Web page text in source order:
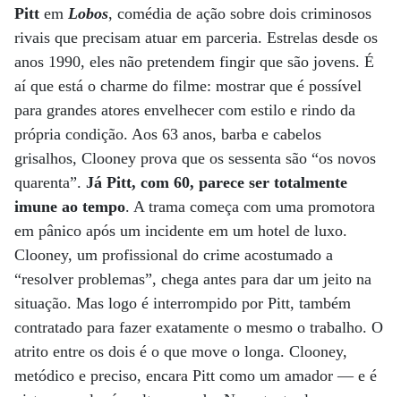
Pitt em Lobos, comédia de ação sobre dois criminosos
rivais que precisam atuar em parceria. Estrelas desde os
anos 1990, eles não pretendem fingir que são jovens. É
aí que está o charme do filme: mostrar que é possível
para grandes atores envelhecer com estilo e rindo da
própria condição. Aos 63 anos, barba e cabelos
grisalhos, Clooney prova que os sessenta são “os novos
quarenta”. Já Pitt, com 60, parece ser totalmente
imune ao tempo. A trama começa com uma promotora
em pânico após um incidente em um hotel de luxo.
Clooney, um profissional do crime acostumado a
“resolver problemas”, chega antes para dar um jeito na
situação. Mas logo é interrompido por Pitt, também
contratado para fazer exatamente o mesmo o trabalho. O
atrito entre os dois é o que move o longa. Clooney,
metódico e preciso, encara Pitt como um amador — e é